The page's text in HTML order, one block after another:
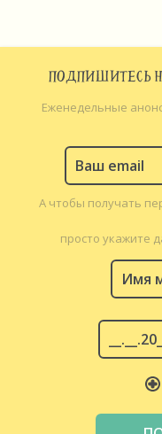
ПОДПИШИТЕСЬ
Еженедельные
А чтобы получать
просто укажите